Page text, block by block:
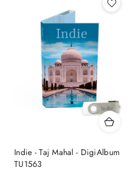
Indie - Taj Mahal - DigiAlbum
TU1563